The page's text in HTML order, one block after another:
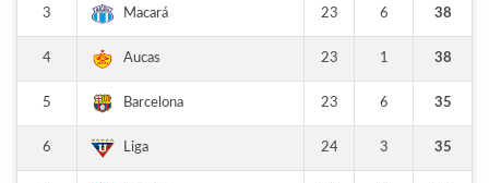
3 Macará 23 6 38
4 Aucas 23 1 38
5 Barcelona 23 6 35
6 Liga 24 3 35